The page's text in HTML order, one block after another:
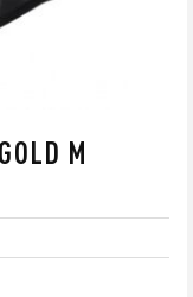
M